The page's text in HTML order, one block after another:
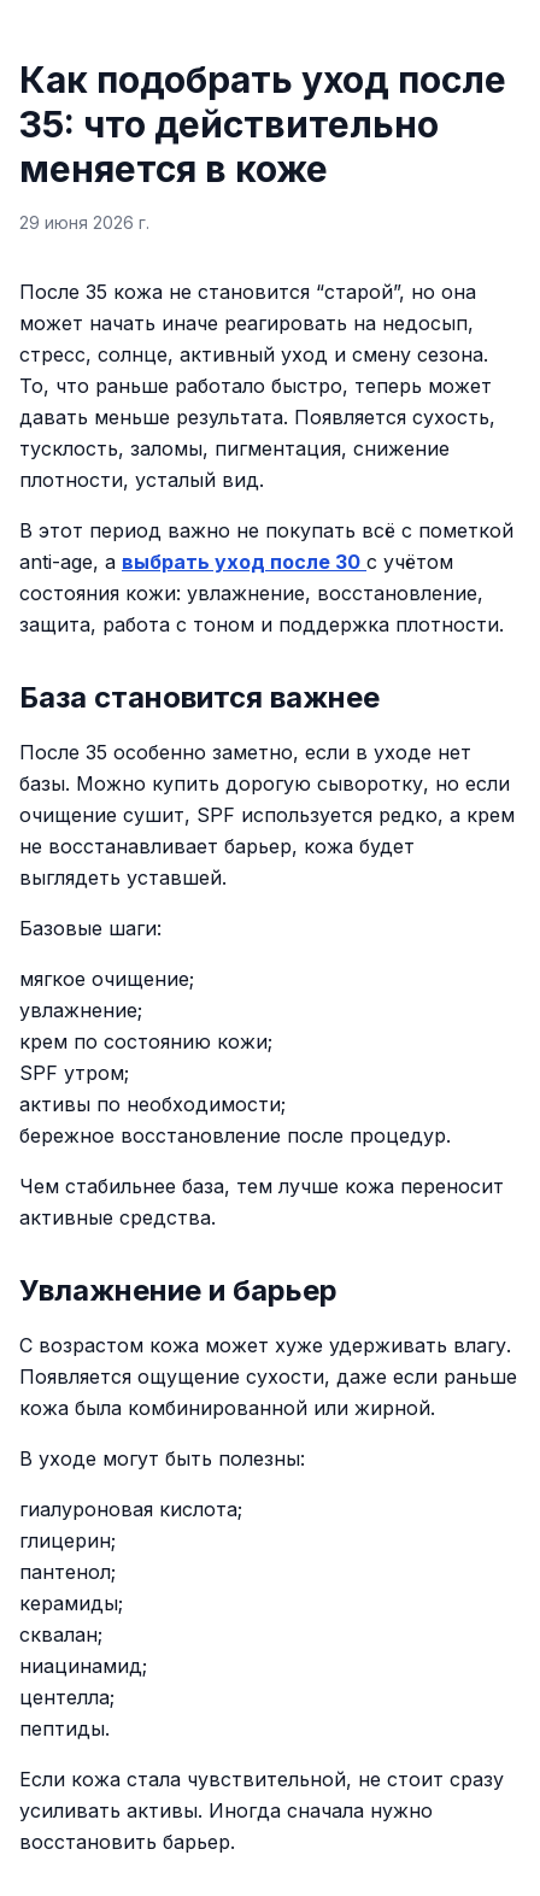
Как подобрать уход после
35: что действительно
меняется в коже
29 июня 2026 г.
После 35 кожа не становится “старой”, но она
может начать иначе реагировать на недосып,
стресс, солнце, активный уход и смену сезона.
То, что раньше работало быстро, теперь может
давать меньше результата. Появляется сухость,
тусклость, заломы, пигментация, снижение
плотности, усталый вид.
В этот период важно не покупать всё с пометкой
anti-age, а выбрать уход после 30 с учётом
состояния кожи: увлажнение, восстановление,
защита, работа с тоном и поддержка плотности.
База становится важнее
После 35 особенно заметно, если в уходе нет
базы. Можно купить дорогую сыворотку, но если
очищение сушит, SPF используется редко, а крем
не восстанавливает барьер, кожа будет
выглядеть уставшей.
Базовые шаги:
мягкое очищение;
увлажнение;
крем по состоянию кожи;
SPF утром;
активы по необходимости;
бережное восстановление после процедур.
Чем стабильнее база, тем лучше кожа переносит
активные средства.
Увлажнение и барьер
С возрастом кожа может хуже удерживать влагу.
Появляется ощущение сухости, даже если раньше
кожа была комбинированной или жирной.
В уходе могут быть полезны:
гиалуроновая кислота;
глицерин;
пантенол;
керамиды;
сквалан;
ниацинамид;
центелла;
пептиды.
Если кожа стала чувствительной, не стоит сразу
усиливать активы. Иногда сначала нужно
восстановить барьер.